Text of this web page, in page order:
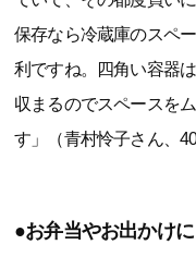
保存なら冷蔵庫のスペ
利ですね。四角い容器
収まるのでスペースを
す」（青村怜子さん、
●お弁当やお出かけ